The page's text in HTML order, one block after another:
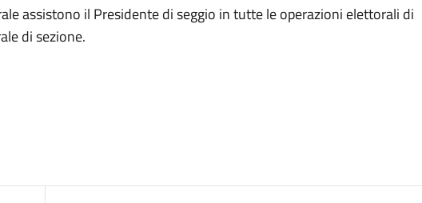
assistono il Presidente di seggio in tutte le operazioni elettorali di
di sezione.